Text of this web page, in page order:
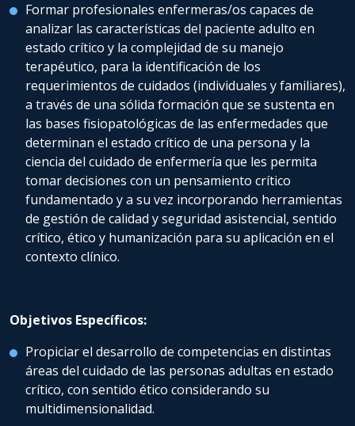
Formar profesionales enfermeras/os capaces de
analizar las características del paciente adulto en
estado crítico y la complejidad de su manejo
terapéutico, para la identificación de los
requerimientos de cuidados (individuales y familiares),
a través de una sólida formación que se sustenta en
las bases fisiopatológicas de las enfermedades que
determinan el estado crítico de una persona y la
ciencia del cuidado de enfermería que les permita
tomar decisiones con un pensamiento crítico
fundamentado y a su vez incorporando herramientas
de gestión de calidad y seguridad asistencial, sentido
crítico, ético y humanización para su aplicación en el
contexto clínico.
Objetivos Específicos:
Propiciar el desarrollo de competencias en distintas
áreas del cuidado de las personas adultas en estado
crítico, con sentido ético considerando su
multidimensionalidad.